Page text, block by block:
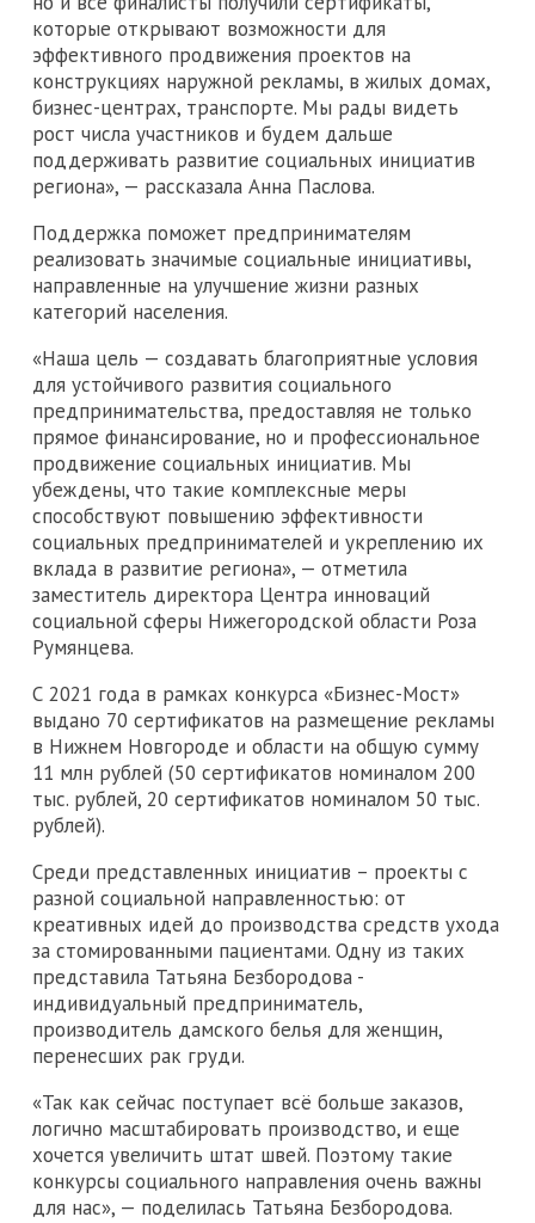
которые открывают возможности для
эффективного продвижения проектов на
конструкциях наружной рекламы, в жилых домах,
бизнес-центрах, транспорте. Мы рады видеть
рост числа участников и будем дальше
поддерживать развитие социальных инициатив
региона», — рассказала Анна Паслова.
Поддержка поможет предпринимателям
реализовать значимые социальные инициативы,
направленные на улучшение жизни разных
категорий населения.
«Наша цель — создавать благоприятные условия
для устойчивого развития социального
предпринимательства, предоставляя не только
прямое финансирование, но и профессиональное
продвижение социальных инициатив. Мы
убеждены, что такие комплексные меры
способствуют повышению эффективности
социальных предпринимателей и укреплению их
вклада в развитие региона», — отметила
заместитель директора Центра инноваций
социальной сферы Нижегородской области Роза
Румянцева.
С 2021 года в рамках конкурса «Бизнес-Мост»
выдано 70 сертификатов на размещение рекламы
в Нижнем Новгороде и области на общую сумму
11 млн рублей (50 сертификатов номиналом 200
тыс. рублей, 20 сертификатов номиналом 50 тыс.
рублей).
Среди представленных инициатив – проекты с
разной социальной направленностью: от
креативных идей до производства средств ухода
за стомированными пациентами. Одну из таких
представила Татьяна Безбородова -
индивидуальный предприниматель,
производитель дамского белья для женщин,
перенесших рак груди.
«Так как сейчас поступает всё больше заказов,
логично масштабировать производство, и еще
хочется увеличить штат швей. Поэтому такие
конкурсы социального направления очень важны
для нас», — поделилась Татьяна Безбородова.